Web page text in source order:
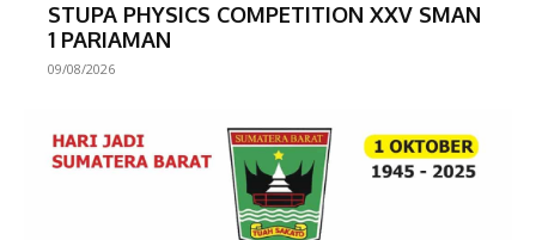
STUPA PHYSICS COMPETITION XXV SMAN
1 PARIAMAN
09/08/2026